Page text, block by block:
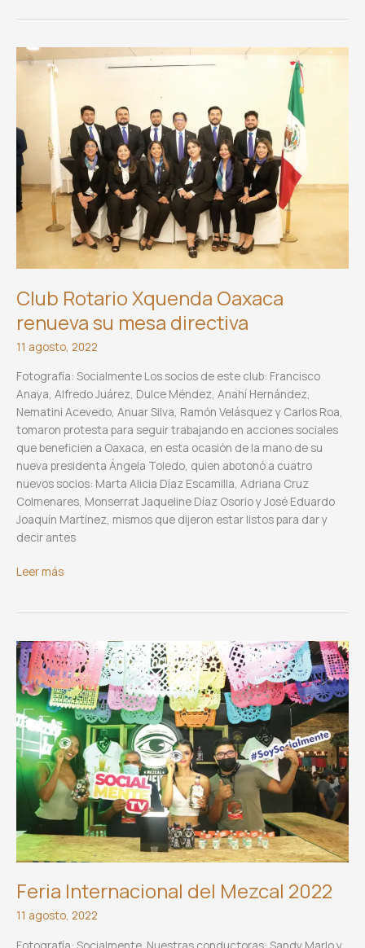
cancha
Club Rotario Xquenda Oaxaca
renueva su mesa directiva
11 agosto, 2022
Fotografía: Socialmente Los socios de este club: Francisco
Anaya, Alfredo Juárez, Dulce Méndez, Anahí Hernández,
Nematini Acevedo, Anuar Silva, Ramón Velásquez y Carlos Roa,
tomaron protesta para seguir trabajando en acciones sociales
que beneficien a Oaxaca, en esta ocasión de la mano de su
nueva presidenta Ángela Toledo, quien abotonó a cuatro
nuevos socios: Marta Alicia Díaz Escamilla, Adriana Cruz
Colmenares, Monserrat Jaqueline Díaz Osorio y José Eduardo
Joaquín Martínez, mismos que dijeron estar listos para dar y
decir antes
Club
renueva
su
mesa
directiva
Leer más
Feria Internacional del Mezcal 2022
11 agosto, 2022
Fotografía: Socialmente Nuestras conductoras: Sandy Marlo y